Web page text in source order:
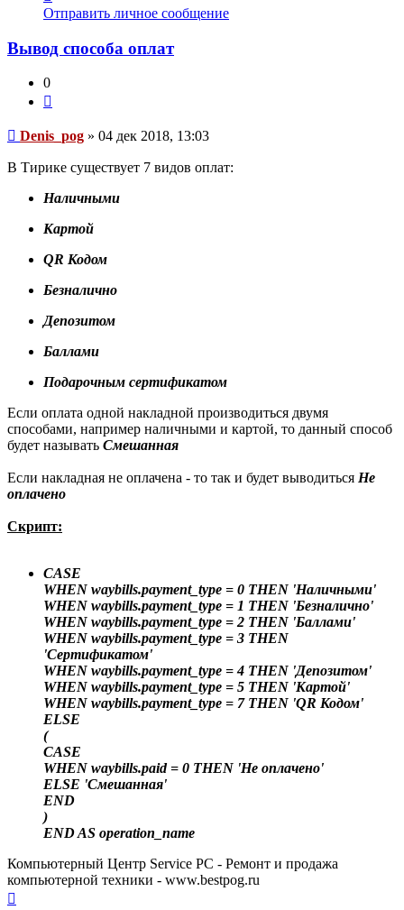
информация
пользователя
Denis_pog
Отправить личное сообщение
Вывод способа оплат
0
Сообщение
Denis_pog » 04 дек 2018, 13:03
В Тирике существует 7 видов оплат:
Наличными
Картой
QR Кодом
Безналично
Депозитом
Баллами
Подарочным сертификатом
Если оплата одной накладной производиться двумя
способами, например наличными и картой, то данный способ
будет называть Смешанная
Если накладная не оплачена - то так и будет выводиться Не
оплачено
Скрипт:
CASE
WHEN waybills.payment_type = 0 THEN 'Наличными'
WHEN waybills.payment_type = 1 THEN 'Безналично'
WHEN waybills.payment_type = 2 THEN 'Баллами'
WHEN waybills.payment_type = 3 THEN
'Сертификатом'
WHEN waybills.payment_type = 4 THEN 'Депозитом'
WHEN waybills.payment_type = 5 THEN 'Картой'
WHEN waybills.payment_type = 7 THEN 'QR Кодом'
ELSE
(
CASE
WHEN waybills.paid = 0 THEN 'Не оплачено'
ELSE 'Смешанная'
END
)
END AS operation_name
Компьютерный Центр Service PC - Ремонт и продажа
компьютерной техники - www.bestpog.ru